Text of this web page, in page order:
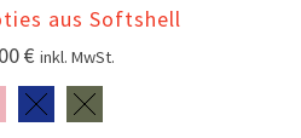
aus Softshell
€ inkl. MwSt.